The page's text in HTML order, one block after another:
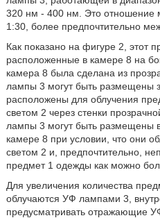
320 нм - 400 нм. Это отношение
1:30, более предпочтительно
Как показано на фигуре 2, этот
расположенные в камере 8 на
камера 8 была сделана из
лампы 3 могут быть размещены
расположены для облучения
светом 2 через стенки
лампы 3 могут быть размещены
камере 8 при условии, что они
светом 2 и, предпочтительно,
предмет 1 одежды как можно
Для увеличения количества
облучаются УФ лампами 3,
предусматривать отражающие